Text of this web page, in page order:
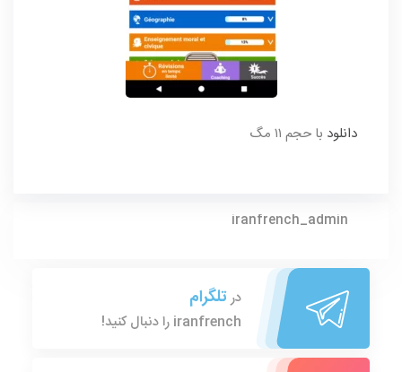
دانلود با حجم ۱۱ مگ
iranfrench_admin
درتلگرام
iranfrench را دنبال کنید!